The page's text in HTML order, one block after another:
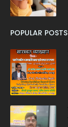
POPULAR POSTS